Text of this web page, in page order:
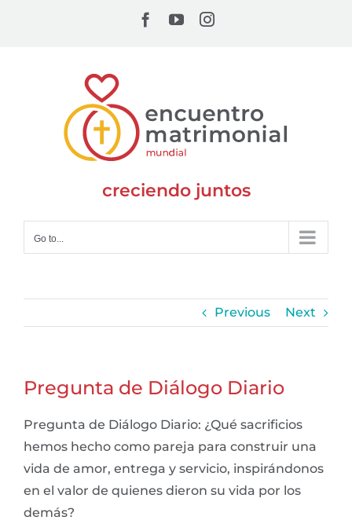
Facebook
YouTubeInstagram
creciendo juntos
Go to...
Previous Next
Pregunta de Diálogo Diario
Pregunta de Diálogo Diario: ¿Qué sacrificios
hemos hecho como pareja para construir una
vida de amor, entrega y servicio, inspirándonos
en el valor de quienes dieron su vida por los
demás?